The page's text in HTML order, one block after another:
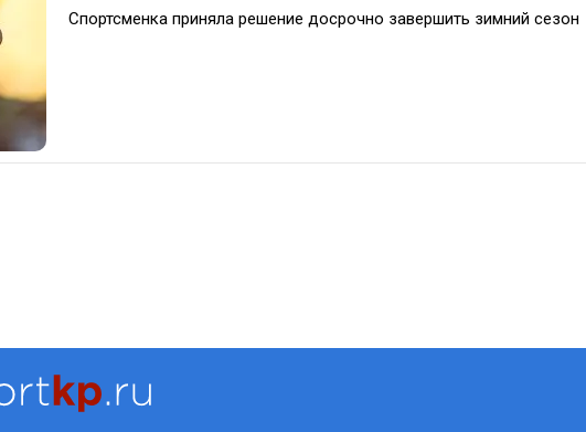
Спортсменка приняла решение досрочно завершить зимний сезон